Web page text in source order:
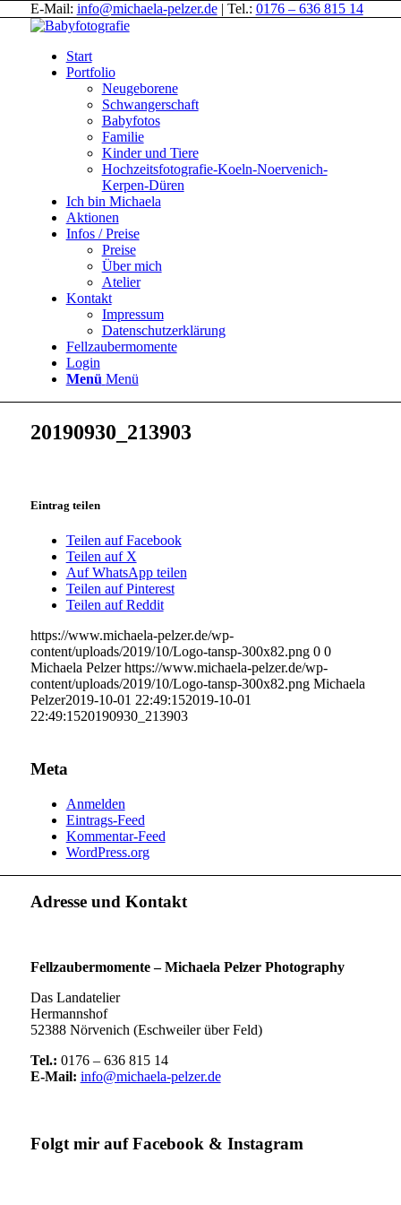
E-Mail: info@michaela-pelzer.de| Tel.: 0176 – 636 815 14
Start
Portfolio
Neugeborene
Schwangerschaft
Babyfotos
Familie
Kinder und Tiere
Hochzeitsfotografie-Koeln-Noervenich-
Kerpen-Düren
Ich bin Michaela
Aktionen
Infos / Preise
Preise
Über mich
Atelier
Kontakt
Impressum
Datenschutzerklärung
Fellzaubermomente
Login
Menü Menü
20190930_213903
Eintrag teilen
Teilen auf Facebook
Teilen auf X
Auf WhatsApp teilen
Teilen auf Pinterest
Teilen auf Reddit
https://www.michaela-pelzer.de/wp-
content/uploads/2019/10/Logo-tansp-300x82.png 0 0
Michaela Pelzer https://www.michaela-pelzer.de/wp-
content/uploads/2019/10/Logo-tansp-300x82.png Michaela
Pelzer2019-10-01 22:49:152019-10-01
22:49:1520190930_213903
Meta
Anmelden
Eintrags-Feed
Kommentar-Feed
WordPress.org
Adresse und Kontakt
Fellzaubermomente –Michaela Pelzer Photography
Das Landatelier
Hermannshof
52388 Nörvenich (Eschweiler über Feld)
Tel.: 0176 – 636 815 14
E-Mail: info@michaela-pelzer.de
Folgt mir auf Facebook & Instagram